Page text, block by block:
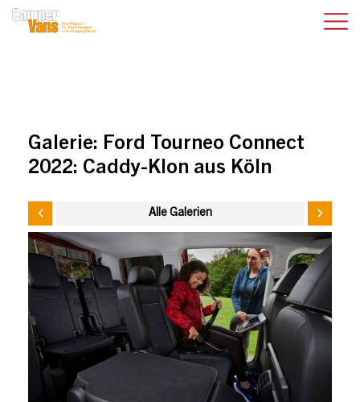
Galerie: Ford Tourneo Connect
2022: Caddy-Klon aus Köln
Alle Galerien